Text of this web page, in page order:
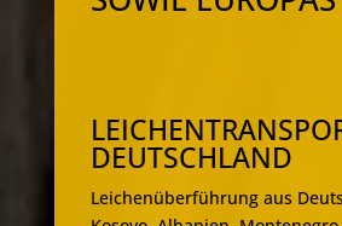
DEUTSCHLAND
Leichenüberführung aus